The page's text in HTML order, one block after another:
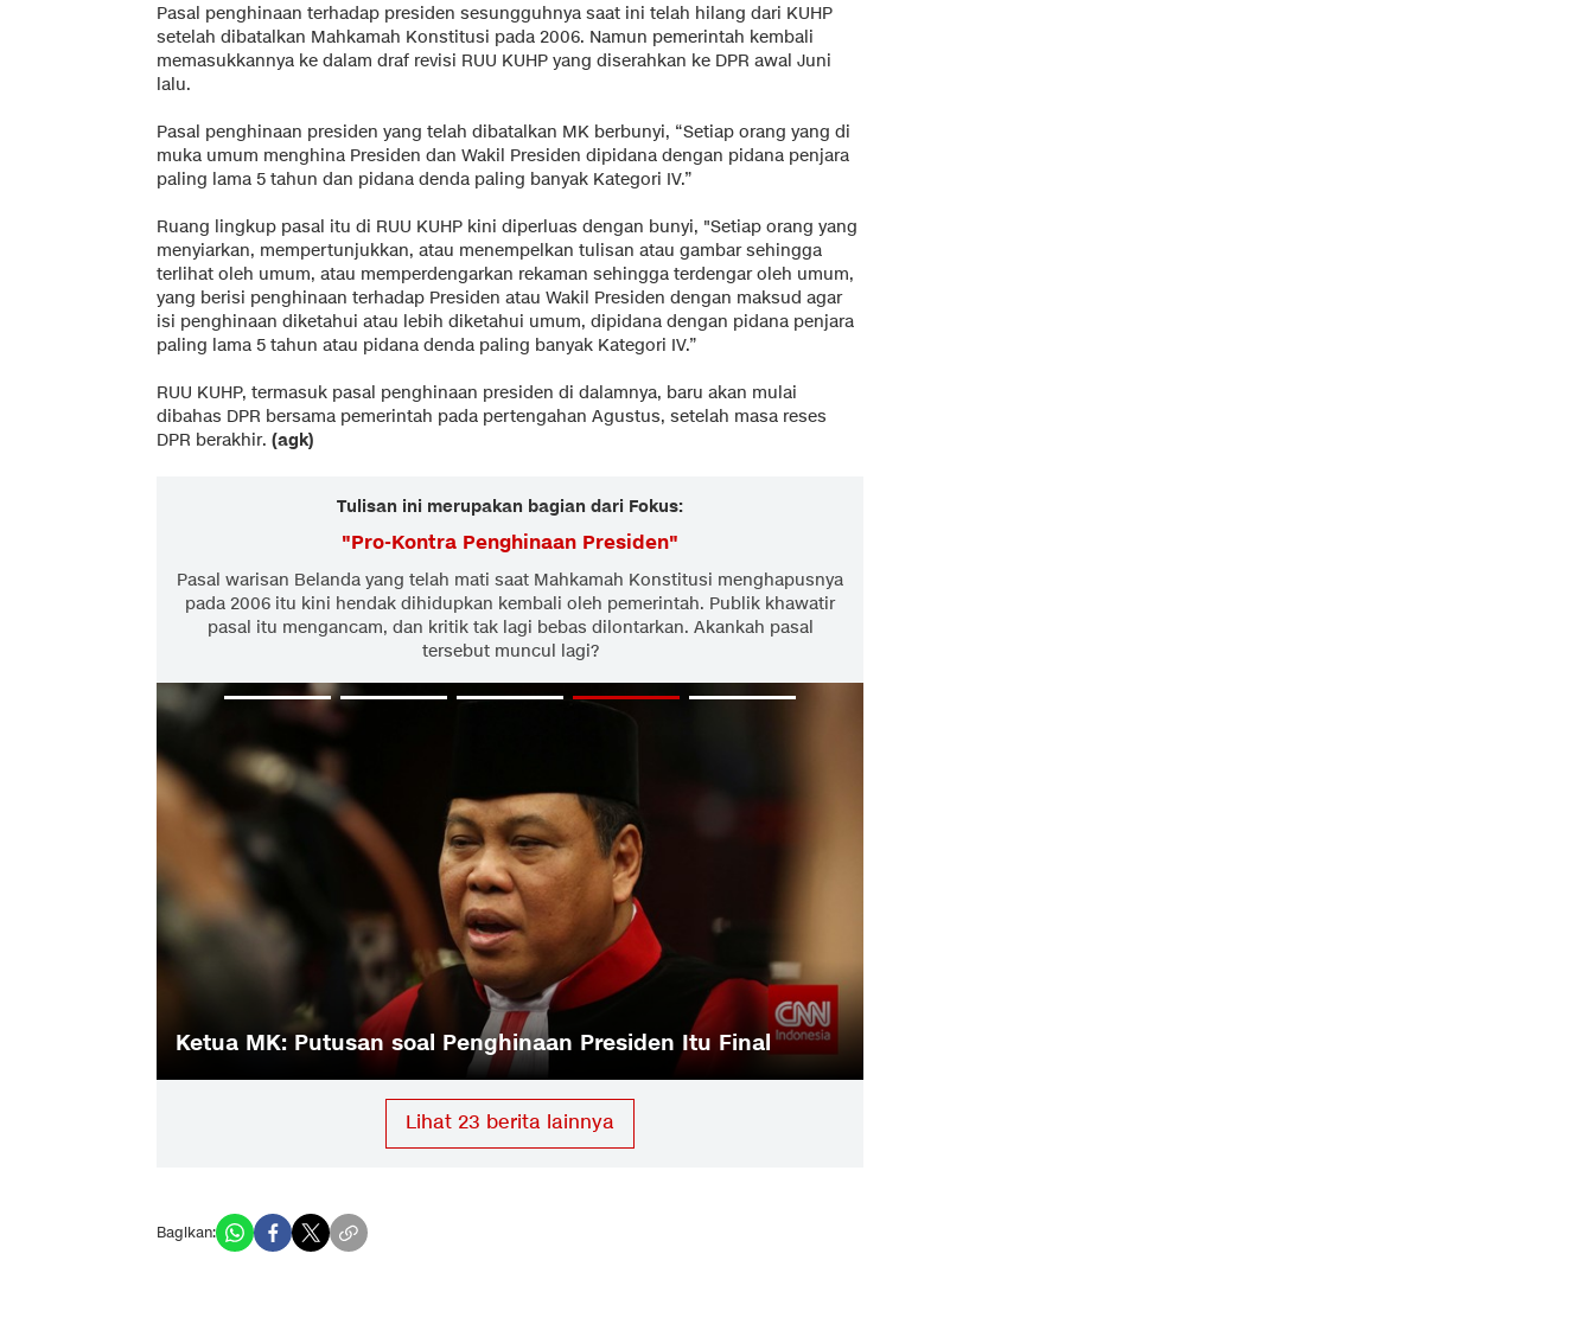
Pasal penghinaan terhadap presiden sesungguhnya saat ini telah hilang dari KUHP
setelah dibatalkan Mahkamah Konstitusi pada 2006. Namun pemerintah kembali
memasukkannya ke dalam draf revisi RUU KUHP yang diserahkan ke DPR awal Juni
lalu.
Pasal penghinaan presiden yang telah dibatalkan MK berbunyi, “Setiap orang yang di
muka umum menghina Presiden dan Wakil Presiden dipidana dengan pidana penjara
paling lama 5 tahun dan pidana denda paling banyak Kategori IV.”
Ruang lingkup pasal itu di RUU KUHP kini diperluas dengan bunyi, "Setiap orang yang
menyiarkan, mempertunjukkan, atau menempelkan tulisan atau gambar sehingga
terlihat oleh umum, atau memperdengarkan rekaman sehingga terdengar oleh umum,
yang berisi penghinaan terhadap Presiden atau Wakil Presiden dengan maksud agar
isi penghinaan diketahui atau lebih diketahui umum, dipidana dengan pidana penjara
paling lama 5 tahun atau pidana denda paling banyak Kategori IV.”
RUU KUHP, termasuk pasal penghinaan presiden di dalamnya, baru akan mulai
dibahas DPR bersama pemerintah pada pertengahan Agustus, setelah masa reses
DPR berakhir. (agk)
Tulisan ini merupakan bagian dari Fokus:
"Pro-Kontra Penghinaan Presiden"
Pasal warisan Belanda yang telah mati saat Mahkamah Konstitusi menghapusnya
pada 2006 itu kini hendak dihidupkan kembali oleh pemerintah. Publik khawatir
pasal itu mengancam, dan kritik tak lagi bebas dilontarkan. Akankah pasal
tersebut muncul lagi?
Ketua MK: Putusan soal Penghinaan Presiden Itu Final
Lihat 23 berita lainnya
Bagikan: